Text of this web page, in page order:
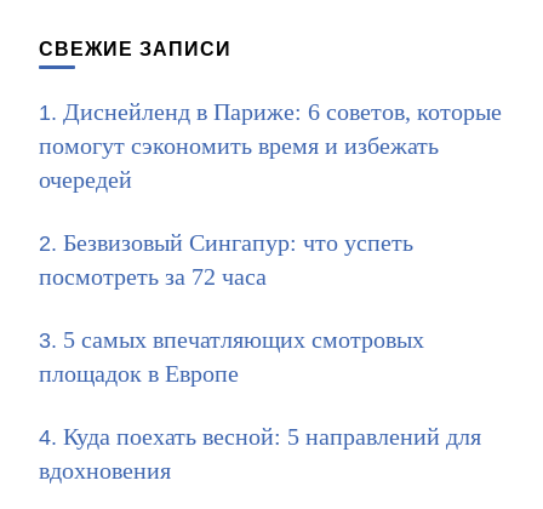
СВЕЖИЕ ЗАПИСИ
Диснейленд в Париже: 6 советов, которые
помогут сэкономить время и избежать
очередей
Безвизовый Сингапур: что успеть
посмотреть за 72 часа
5 самых впечатляющих смотровых
площадок в Европе
Куда поехать весной: 5 направлений для
вдохновения